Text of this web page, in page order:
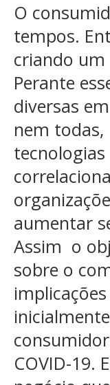
O
tempos.
criando
Perante
diversas
nem
aumentar
Assim o
sobre o
COVID-19.